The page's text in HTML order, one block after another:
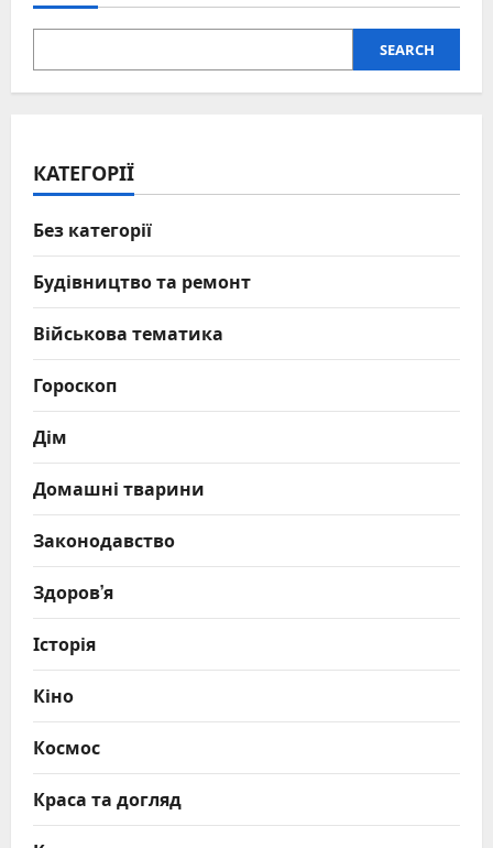
SEARCH
КАТЕГОРІЇ
Без категорії
Будівництво та ремонт
Військова тематика
Гороскоп
Дім
Домашні тварини
Законодавство
Здоров’я
Історія
Кіно
Космос
Краса та догляд